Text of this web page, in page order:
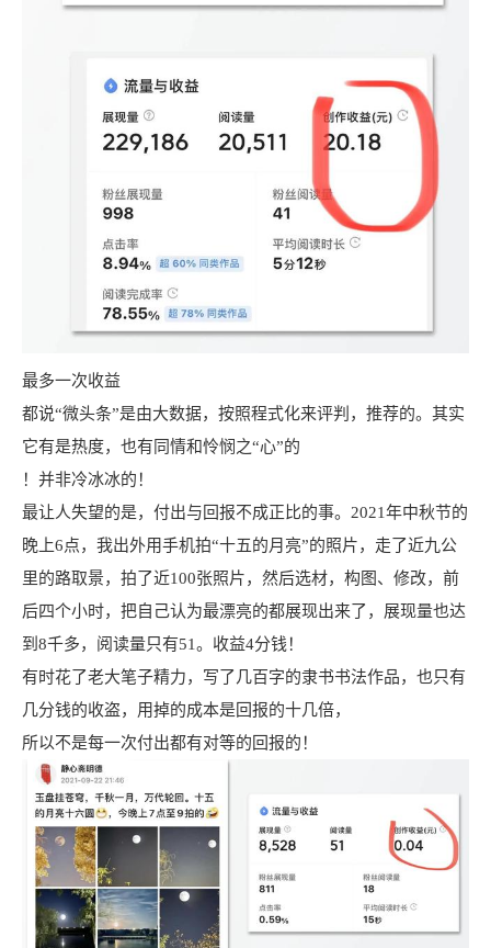
最多一次收益
都说“微头条”是由大数据，按照程式化来评判，推荐的。其实
它有是热度，也有同情和怜悯之“心”的
！并非冷冰冰的！
最让人失望的是，付出与回报不成正比的事。2021年中秋节的
晚上6点，我出外用手机拍“十五的月亮”的照片，走了近九公
里的路取景，拍了近100张照片，然后选材，构图、修改，前
后四个小时，把自己认为最漂亮的都展现出来了，展现量也达
到8千多，阅读量只有51。收益4分钱！
有时花了老大笔子精力，写了几百字的隶书书法作品，也只有
几分钱的收盗，用掉的成本是回报的十几倍，
所以不是每一次付出都有对等的回报的！